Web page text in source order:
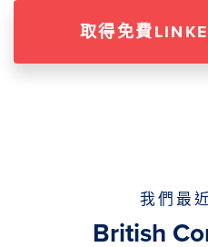
取得免費
我們最
British